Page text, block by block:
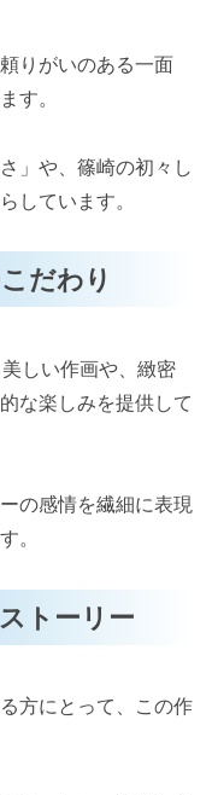
りがいのある一面
す。
」や、篠崎の初々し
しています。
だわり
しい作画や、緻密
な楽しみを提供して
の感情を繊細に表現
。
トーリー
方にとって、この作